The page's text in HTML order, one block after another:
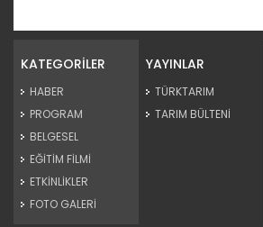
karşılanması...
KATEGORİLER
HABER
PROGRAM
BELGESEL
EĞİTİM FİLMİ
ETKİNLİKLER
FOTO GALERİ
YAYINLAR
TÜRKTARIM
TARIM BÜLTENİ